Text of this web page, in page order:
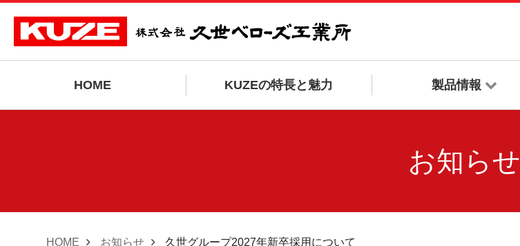
HOME KUZEの特長と魅力 製品情報
お知らせ
HOME お知らせ 久世グループ2027年新卒採用について